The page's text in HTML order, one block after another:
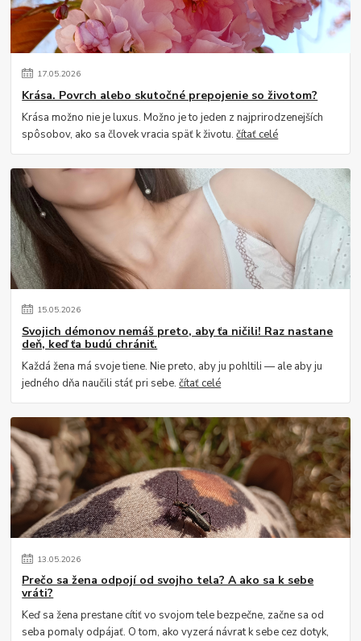
17.05.2026
Krása. Povrch alebo skutočné prepojenie so životom?
Krása možno nie je luxus. Možno je to jeden z najprirodzenejších
spôsobov, ako sa človek vracia späť k životu.čítať celé
15.05.2026
Svojich démonov nemáš preto, aby ťa ničili! Raz nastane
deň, keď ťa budú chrániť.
Každá žena má svoje tiene. Nie preto, aby ju pohltili — ale aby ju
jedného dňa naučili stáť pri sebe.čítať celé
13.05.2026
Prečo sa žena odpojí od svojho tela? A ako sa k sebe
vráti?
Keď sa žena prestane cítiť vo svojom tele bezpečne, začne sa od
seba pomaly odpájať. O tom, ako vyzerá návrat k sebe cez dotyk,